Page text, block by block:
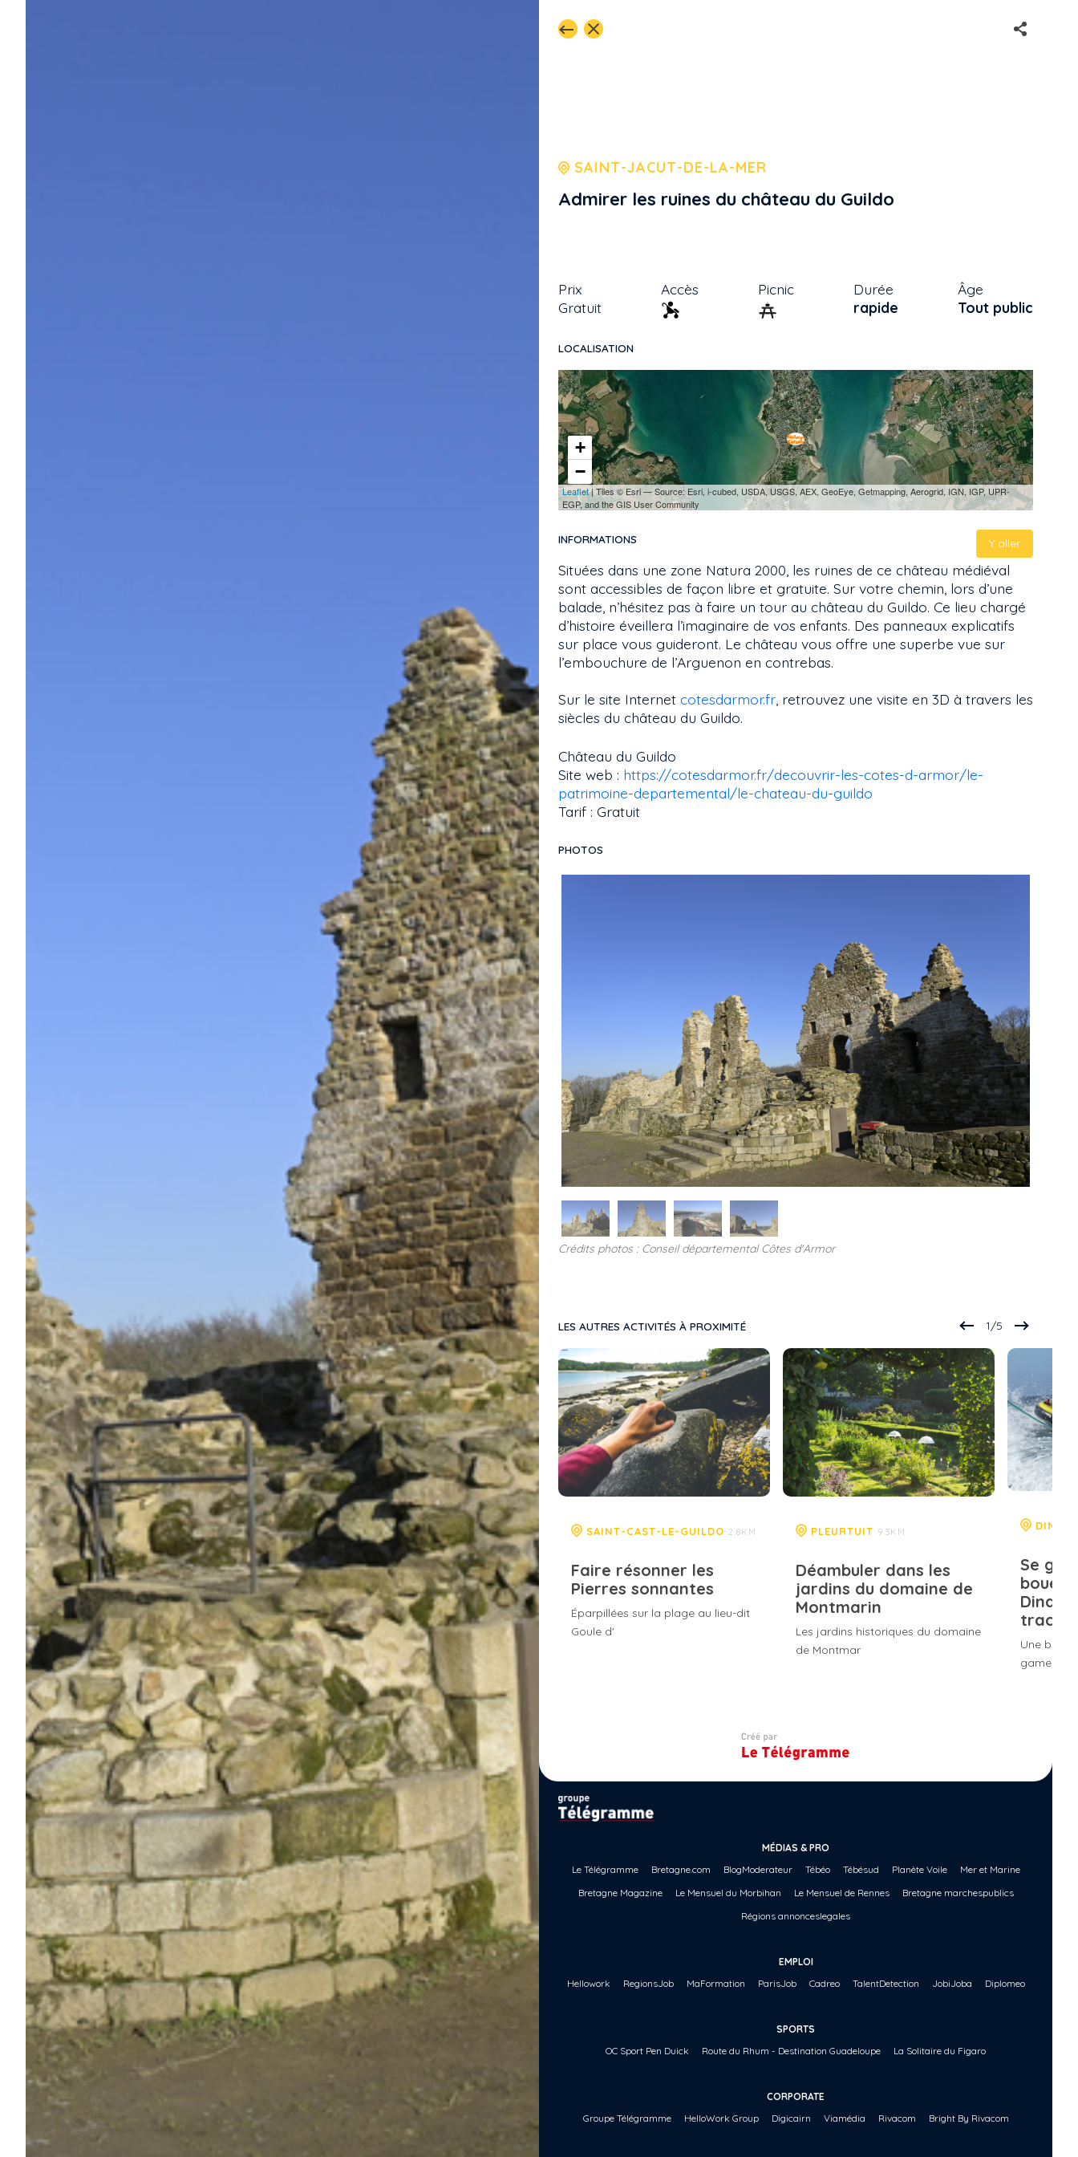
SAINT-JACUT-DE-LA-MER
Admirer les ruines du château du Guildo
Prix
Gratuit
Accès Picnic
Durée
rapide
Âge
Tout public
LOCALISATION
+
−
Leaflet| Tiles © Esri — Source: Esri, i-cubed, USDA, USGS, AEX, GeoEye, Getmapping, Aerogrid, IGN, IGP, UPR-
EGP, and the GIS User Community
Y aller
INFORMATIONS
Situées dans une zone Natura 2000, les ruines de ce château médiéval
sont accessibles de façon libre et gratuite. Sur votre chemin, lors d’une
balade, n’hésitez pas à faire un tour au château du Guildo. Ce lieu chargé
d’histoire éveillera l’imaginaire de vos enfants. Des panneaux explicatifs
sur place vous guideront. Le château vous offre une superbe vue sur
l’embouchure de l’Arguenon en contrebas.
Sur le site Internet cotesdarmor.fr , retrouvez une visite en 3D à travers les
siècles du château du Guildo.
Château du Guildo
Site web : https://cotesdarmor.fr/decouvrir-les-cotes-d-armor/le-
patrimoine-departemental/le-chateau-du-guildo
Tarif : Gratuit
PHOTOS
Crédits photos : Conseil départemental Côtes d'Armor
LES AUTRES ACTIVITÉS À PROXIMITÉ 1/5
SAINT-CAST-LE-GUILDO 2.8KM
Faire résonner les
Pierres sonnantes
Éparpillées sur la plage au lieu-dit
Goule d'
PLEURTUIT 9.3KM
Déambuler dans les
jardins du domaine de
Montmarin
Les jardins historiques du domaine
de Montmar
Se
Dinard
Une
gamelles
MÉDIAS & PRO
Le Télégramme
Bretagne.com BlogModerateur Tébéo Tébésud Planète Voile
Mer et Marine
Bretagne Magazine
Le Mensuel du Morbihan Le Mensuel de Rennes
Bretagne marchespublics
Régions annonceslegales
EMPLOI
Hellowork
RegionsJob MaFormation ParisJob Cadreo TalentDetection JobiJoba Diplomeo
SPORTS
OC Sport Pen Duick
Route du Rhum - Destination Guadeloupe La Solitaire du Figaro
CORPORATE
Groupe Télégramme
HelloWork Group Digicairn Viamédia Rivacom Bright By Rivacom